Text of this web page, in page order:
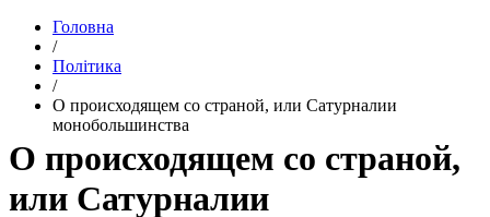
Головна
/
Політика
/
​О происходящем со страной, или Сатурналии
монобольшинства
​О происходящем со страной,
или Сатурналии